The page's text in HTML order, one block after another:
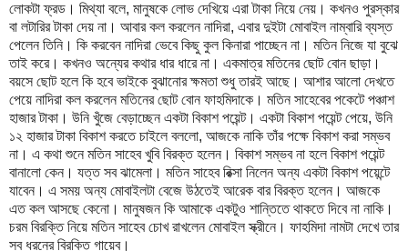
লোকটা ফ্রড। মিথ্যা বলে, মানুষকে লোভ দেখিয়ে এরা টাকা নিয়ে নেয়। কখনও পুরস্কার
বা লটারির টাকা দেয় না। আবার কল করলেন নাদিরা, এবার দুইটা মোবাইল নাম্বারি ব্যস্ত
পেলেন তিনি। কি করবেন নাদিরা ভেবে কিছু কুল কিনারা পাচ্ছেন না। মতিন নিজে যা বুঝে
তাই করে। কখনও অন্যের কথার ধার ধারে না। একমাত্র মতিনের ছোট বোন ছাড়া।
বয়সে ছোট হলে কি হবে ভাইকে বুঝানোর ক্ষমতা শুধু তারই আছে। আশার আলো দেখতে
পেয়ে নাদিরা কল করলেন মতিনের ছোট বোন ফাহমিদাকে। মতিন সাহেবের পকেটে পঞ্চাশ
হাজার টাকা। উনি খুঁজে বেড়াচ্ছেন একটা বিকাশ পয়েন্ট। একটা বিকাশ পয়েন্ট পেয়ে, উনি
১২ হাজার টাকা বিকাশ করতে চাইলে বললো, আজকে নাকি তাঁর পক্ষে বিকাশ করা সম্ভব
না। এ কথা শুনে মতিন সাহেব খুবি বিরক্ত হলেন। বিকাশ সম্ভব না হলে বিকাশ পয়েন্ট
বানালো কেন। যত্ত সব ঝামেলা। মতিন সাহেব রিক্সা নিলেন অন্য একটা বিকাশ পয়েন্টে
যাবেন। এ সময় অন্য মোবাইলটা বেজে উঠতেই আরেক বার বিরক্ত হলেন। আজকে
এত কল আসছে কেনো। মানুষজন কি আমাকে একটুও শান্তিতে থাকতে দিবে না নাকি।
চরম বিরক্তি নিয়ে মতিন সাহেব চোখ রাখলেন মোবাইল স্ক্রীনে। ফাহমিদা নামটা দেখে তার
সব ধরনের বিরক্তি গায়েব।